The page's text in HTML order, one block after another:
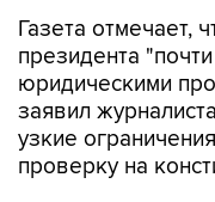
Газета отмечает,
президента
юридическими
заявил
узкие
проверку на